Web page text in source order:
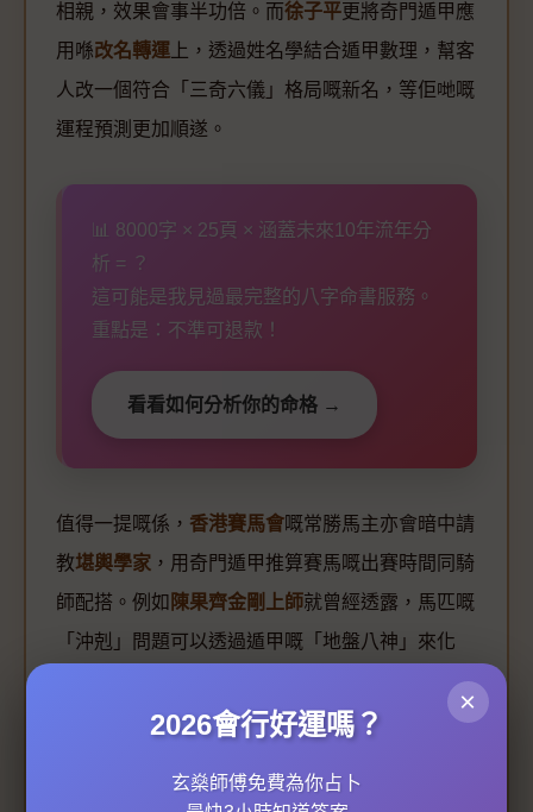
相親，效果會事半功倍。而徐子平更將奇門遁甲應
用喺改名轉運 上，透過姓名學結合遁甲數理，幫客
人改一個符合「三奇六儀」格局嘅新名，等佢哋嘅
運程預測更加順遂。
📊 8000字 × 25頁 × 涵蓋未來10年流年分
析 = ？
這可能是我見過最完整的八字命書服務。
重點是：不準可退款！
看看如何分析你的命格 →
值得一提嘅係， 香港賽馬會嘅常勝馬主亦會暗中請
教堪輿學家 ，用奇門遁甲推算賽馬嘅出賽時間同騎
師配搭。例如 陳果齊金剛上師就曾經透露，馬匹嘅
「沖剋」問題可以透過遁甲嘅「地盤八神」來化
解，甚至會喺馬房特定方位掛上銅鈴嚟平衡五行。
當然，普通人未必需要用到咁高階嘅技巧，但簡單
中「九天」方位利白色），已經可以微調日常運
×
2026會行好運嗎？
玄燊師傅免費為你占卜